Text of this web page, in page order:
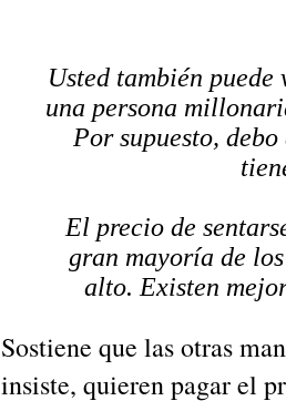
Usted también
una persona
Por supuesto,
El precio de
gran mayoría de
alto. Existen
Sostiene que las otras
insiste, quieren pagar el